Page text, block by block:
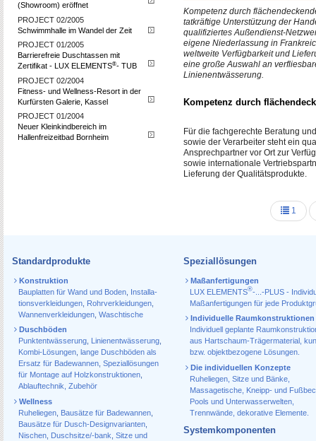
(Showroom) eröffnet
PROJECT 02/2005
Schwimmhalle im Wandel der Zeit
PROJECT 01/2005
Barrierefreie Duschtassen mit
Zertifikat - LUX ELEMENTS®- TUB
PROJECT 02/2004
Fitness- und Wellness-Resort in der
Kurfürsten Galerie, Kassel
PROJECT 01/2004
Neuer Kleinkindbereich im
Hallenfreizeitbad Bornheim
Kompetenz durch
tatkräftige Unterstützung der
qualifiziertes Außendienst-
eigene Niederlassung in
weltweite Verfügbarkeit und
eine große Auswahl an
Linienentwässerung.
Kompetenz durch
Für die fachgerechte Beratung
sowie der Verarbeiter steht ein
Ansprechpartner vor Ort zur
sowie internationale
Lieferung der Qualitätsprodukte.
1
Standardprodukte
Konstruktion
Bauplatten für Wand und Boden Installa­
tions­verkleidungen Rohr­verkleidungen
Wannen­verkleidungen Waschtische
Duschböden
Punktentwässerung Linienentwässerung
Kombi-Lösungen lange Duschböden als
Ersatz für Badewannen Speziallösungen
für Montage auf Holzkonstruktionen
Ablauf­technik, Zubehör
Wellness
Ruheliegen Bausätze für Badewannen
Bausätze für Dusch-Designvarianten
Nischen Duschsitze/-bank Sitze und
Speziallösungen
Maßanfertigungen
LUX ELEMENTS®-...-PLUS -
Maßanfertigungen für jede
Individuelle Raumkonstruktionen
Individuell geplante
aus Hartschaum-Trägermaterial,
bzw. objektbezogene Lösungen.
Die individuellen Konzepte
Ruheliegen, Sitze und Bänke,
Massagetische, Kneipp- und
Pools und Unterwasserwelten,
Trennwände, dekorative Elemente.
Systemkomponenten